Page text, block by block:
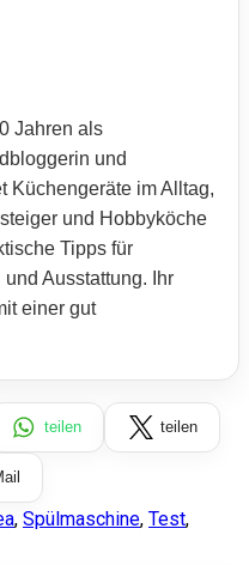
Jahren als
und
Küchengeräte im Alltag,
und Hobbyköche
Tipps für
Ausstattung. Ihr
einer gut
teilen teilen
, Spülmaschine, Test,